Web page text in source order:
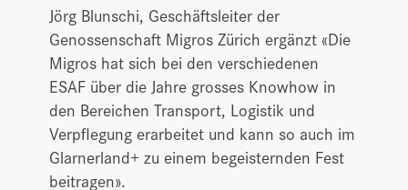
Jörg Blunschi, Geschäftsleiter der
Genossenschaft Migros Zürich ergänzt «Die
Migros hat sich bei den verschiedenen
ESAF über die Jahre grosses Knowhow in
den Bereichen Transport, Logistik und
Verpflegung erarbeitet und kann so auch im
Glarnerland+ zu einem begeisternden Fest
beitragen».